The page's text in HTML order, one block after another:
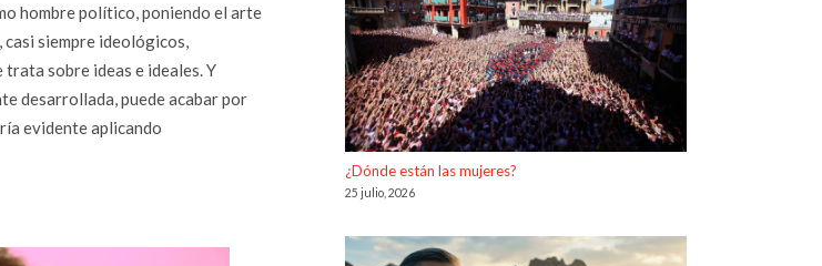
hombre político, poniendo el arte
siempre ideológicos,
sobre ideas e ideales. Y
desarrollada, puede acabar por
evidente aplicando
¿Dónde están las mujeres?
25 julio, 2026